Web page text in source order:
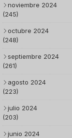
noviembre 2024
(245)
octubre 2024
(248)
septiembre 2024
(261)
agosto 2024
(223)
julio 2024
(203)
junio 2024